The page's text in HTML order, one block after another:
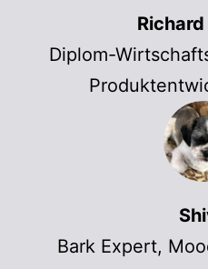
Diplom-
Bark Expert,